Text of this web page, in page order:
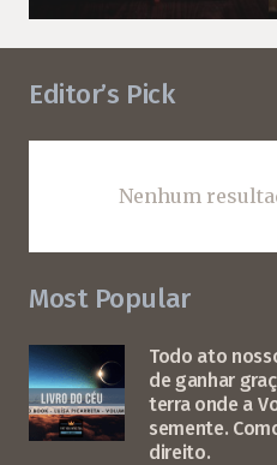
Editor’s Pick
Nenhum
Most Popular
Todo ato
de ganhar
terra onde a
semente.
direito.